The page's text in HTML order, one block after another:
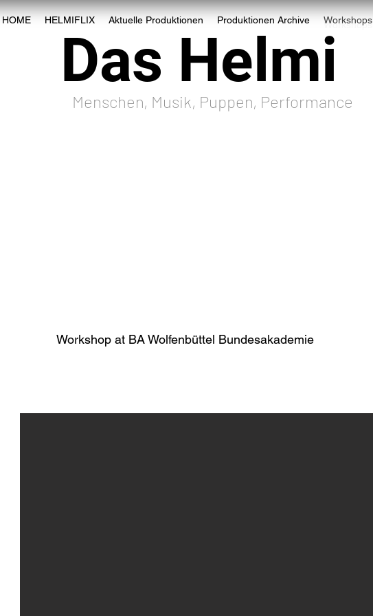
HOME HELMIFLIX Aktuelle Produktionen Produktionen Archive Workshops
Das Helmi
Menschen, Musik, Puppen, Performance
Workshop at BA Wolfenbüttel Bundesakademie
HOME HELMIFLIX Aktuelle Produktionen Produktionen Archive Workshops